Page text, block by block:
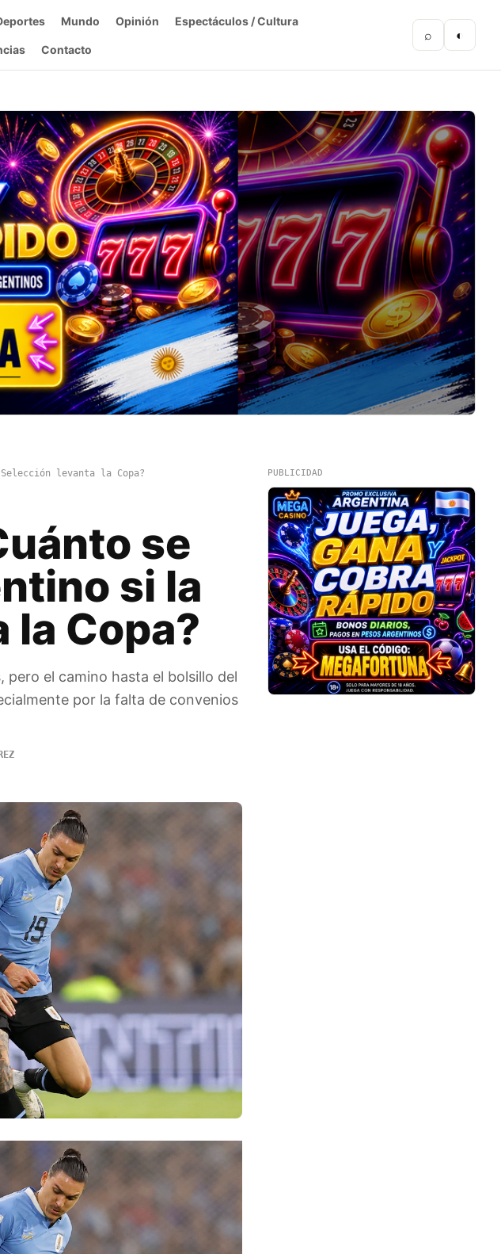
Mundo Opinión Espectáculos / Cultura
Contacto
⌕ ◐
levanta la Copa?
se
si la
la Copa?
pero el camino hasta el bolsillo del
por la falta de convenios
PUBLICIDAD